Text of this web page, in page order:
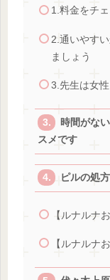
1.料金をチ
2.通いやす
ましょう
3.先生は女
時間がな
スメです
ピルの処
【ルナルナ
【ルナルナ